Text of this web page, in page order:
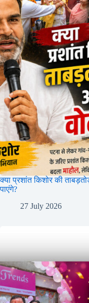
क्या प्रशांत किशोर की
पाएंगे?
27 July 2026